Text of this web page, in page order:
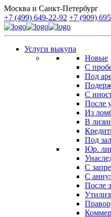
Москва и Санкт-Петербург
+7 (499) 649-22-92 +7 (909)
Услуги выкупа
Новые
С
Под
С
После
Из
В
Под
Юр.
С
С
После